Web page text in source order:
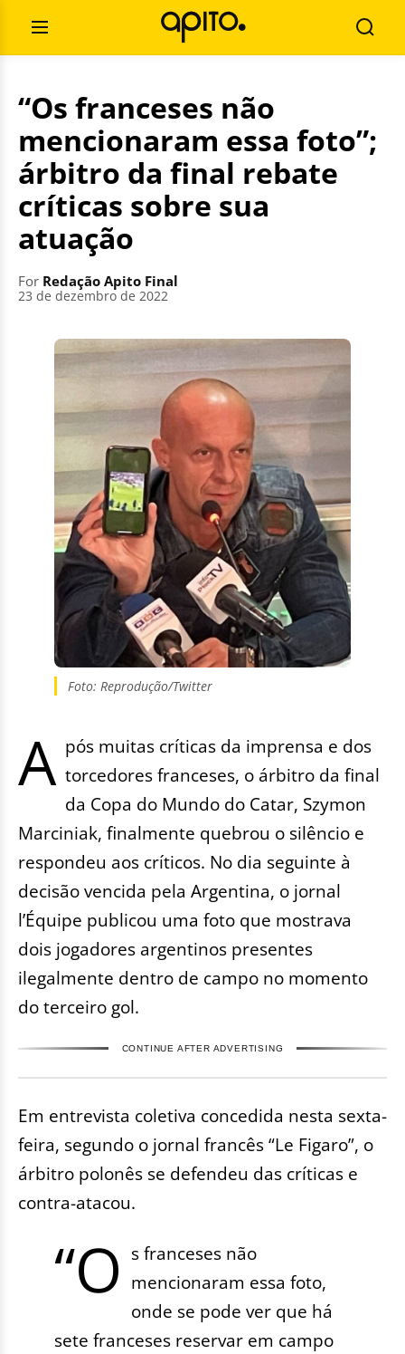
contentOpen
Menu
for:
“Os franceses não
mencionaram essa foto”;
árbitro da final rebate
críticas sobre sua
atuação
For Redação Apito Final
23 de dezembro de 2022
Foto: Reprodução/Twitter
A pós muitas críticas da imprensa e dos
torcedores franceses, o árbitro da final
da Copa do Mundo do Catar, Szymon
Marciniak, finalmente quebrou o silêncio e
respondeu aos críticos. No dia seguinte à
decisão vencida pela Argentina, o jornal
l’Équipe publicou uma foto que mostrava
dois jogadores argentinos presentes
ilegalmente dentro de campo no momento
do terceiro gol.
CONTINUE AFTER ADVERTISING
Em entrevista coletiva concedida nesta sexta-
feira, segundo o jornal francês “Le Figaro”, o
árbitro polonês se defendeu das críticas e
contra-atacou.
“O s franceses não
mencionaram essa foto,
onde se pode ver que há
sete franceses reservar em campo